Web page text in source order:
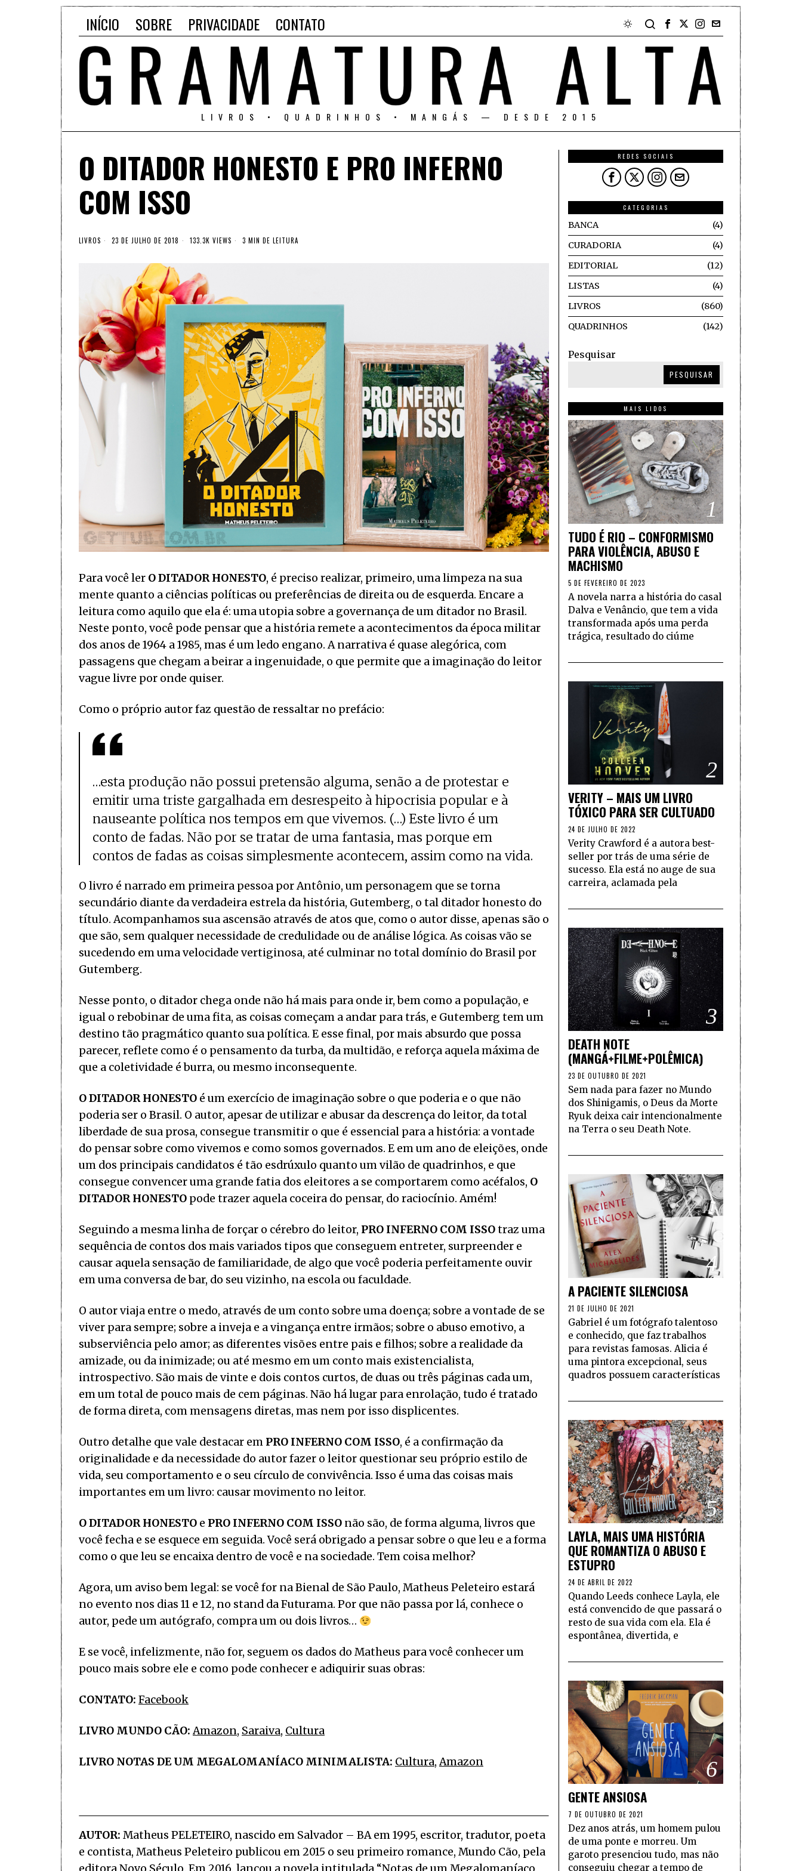
INÍCIO SOBRE PRIVACIDADE CONTATO
LIVROS • QUADRINHOS • MANGÁS — DESDE 2015
O DITADOR HONESTO E PRO INFERNO
COM ISSO
LIVROS 23 DE JULHO DE 2018 133.3K VIEWS 3 MIN DE LEITURA
Para você ler O DITADOR HONESTO, é preciso realizar, primeiro, uma limpeza na sua
mente quanto a ciências políticas ou preferências de direita ou de esquerda. Encare a
leitura como aquilo que ela é: uma utopia sobre a governança de um ditador no Brasil.
Neste ponto, você pode pensar que a história remete a acontecimentos da época militar
dos anos de 1964 a 1985, mas é um ledo engano. A narrativa é quase alegórica, com
passagens que chegam a beirar a ingenuidade, o que permite que a imaginação do leitor
vague livre por onde quiser.
Como o próprio autor faz questão de ressaltar no prefácio:
…esta produção não possui pretensão alguma, senão a de protestar e
emitir uma triste gargalhada em desrespeito à hipocrisia popular e à
nauseante política nos tempos em que vivemos. (…) Este livro é um
conto de fadas. Não por se tratar de uma fantasia, mas porque em
contos de fadas as coisas simplesmente acontecem, assim como na vida.
O livro é narrado em primeira pessoa por Antônio, um personagem que se torna
secundário diante da verdadeira estrela da história, Gutemberg, o tal ditador honesto do
título. Acompanhamos sua ascensão através de atos que, como o autor disse, apenas são o
que são, sem qualquer necessidade de credulidade ou de análise lógica. As coisas vão se
sucedendo em uma velocidade vertiginosa, até culminar no total domínio do Brasil por
Gutemberg.
Nesse ponto, o ditador chega onde não há mais para onde ir, bem como a população, e
igual o rebobinar de uma fita, as coisas começam a andar para trás, e Gutemberg tem um
destino tão pragmático quanto sua política. E esse final, por mais absurdo que possa
parecer, reflete como é o pensamento da turba, da multidão, e reforça aquela máxima de
que a coletividade é burra, ou mesmo inconsequente.
O DITADOR HONESTO é um exercício de imaginação sobre o que poderia e o que não
poderia ser o Brasil. O autor, apesar de utilizar e abusar da descrença do leitor, da total
liberdade de sua prosa, consegue transmitir o que é essencial para a história: a vontade
do pensar sobre como vivemos e como somos governados. E em um ano de eleições, onde
um dos principais candidatos é tão esdrúxulo quanto um vilão de quadrinhos, e que
consegue convencer uma grande fatia dos eleitores a se comportarem como acéfalos, O
DITADOR HONESTO pode trazer aquela coceira do pensar, do raciocínio. Amém!
Seguindo a mesma linha de forçar o cérebro do leitor, PRO INFERNO COM ISSOtraz uma
sequência de contos dos mais variados tipos que conseguem entreter, surpreender e
causar aquela sensação de familiaridade, de algo que você poderia perfeitamente ouvir
em uma conversa de bar, do seu vizinho, na escola ou faculdade.
O autor viaja entre o medo, através de um conto sobre uma doença; sobre a vontade de se
viver para sempre; sobre a inveja e a vingança entre irmãos; sobre o abuso emotivo, a
subserviência pelo amor; as diferentes visões entre pais e filhos; sobre a realidade da
amizade, ou da inimizade; ou até mesmo em um conto mais existencialista,
introspectivo. São mais de vinte e dois contos curtos, de duas ou três páginas cada um,
em um total de pouco mais de cem páginas. Não há lugar para enrolação, tudo é tratado
de forma direta, com mensagens diretas, mas nem por isso displicentes.
Outro detalhe que vale destacar em PRO INFERNO COM ISSO, é a confirmação da
originalidade e da necessidade do autor fazer o leitor questionar seu próprio estilo de
vida, seu comportamento e o seu círculo de convivência. Isso é uma das coisas mais
importantes em um livro: causar movimento no leitor.
O DITADOR HONESTO e PRO INFERNO COM ISSO não são, de forma alguma, livros que
você fecha e se esquece em seguida. Você será obrigado a pensar sobre o que leu e a forma
como o que leu se encaixa dentro de você e na sociedade. Tem coisa melhor?
Agora, um aviso bem legal: se você for na Bienal de São Paulo, Matheus Peleteiro estará
no evento nos dias 11 e 12, no stand da Futurama. Por que não passa por lá, conhece o
autor, pede um autógrafo, compra um ou dois livros…
E se você, infelizmente, não for, seguem os dados do Matheus para você conhecer um
pouco mais sobre ele e como pode conhecer e adiquirir suas obras:
CONTATO: Facebook
LIVRO MUNDO CÃO: Amazon, Saraiva, Cultura
LIVRO NOTAS DE UM MEGALOMANÍACO MINIMALISTA: Cultura,Amazon
AUTOR: Matheus PELETEIRO, nascido em Salvador – BA em 1995, escritor, tradutor, poeta
e contista, Matheus Peleteiro publicou em 2015 o seu primeiro romance, Mundo Cão, pela
REDES SOCIAIS
CATEGORIAS
BANCA
4
CURADORIA
4
EDITORIAL
12
LISTAS
4
LIVROS
860
QUADRINHOS
142
Pesquisar
PESQUISAR
MAIS LIDOS
1
TUDO É RIO – CONFORMISMO
PARA VIOLÊNCIA, ABUSO E
MACHISMO
5 DE FEVEREIRO DE 2023
A novela narra a história do casal
Dalva e Venâncio, que tem a vida
transformada após uma perda
trágica, resultado do ciúme
2
VERITY – MAIS UM LIVRO
TÓXICO PARA SER CULTUADO
24 DE JULHO DE 2022
Verity Crawford é a autora best-
seller por trás de uma série de
sucesso. Ela está no auge de sua
carreira, aclamada pela
3
DEATH NOTE
(MANGÁ+FILME+POLÊMICA)
23 DE OUTUBRO DE 2021
Sem nada para fazer no Mundo
dos Shinigamis, o Deus da Morte
Ryuk deixa cair intencionalmente
na Terra o seu Death Note.
4
A PACIENTE SILENCIOSA
21 DE JULHO DE 2021
Gabriel é um fotógrafo talentoso
e conhecido, que faz trabalhos
para revistas famosas. Alicia é
uma pintora excepcional, seus
quadros possuem características
5
LAYLA, MAIS UMA HISTÓRIA
QUE ROMANTIZA O ABUSO E
ESTUPRO
24 DE ABRIL DE 2022
Quando Leeds conhece Layla, ele
está convencido de que passará o
resto de sua vida com ela. Ela é
espontânea, divertida, e
6
GENTE ANSIOSA
7 DE OUTUBRO DE 2021
Dez anos atrás, um homem pulou
de uma ponte e morreu. Um
garoto presenciou tudo, mas não
conseguiu chegar a tempo de